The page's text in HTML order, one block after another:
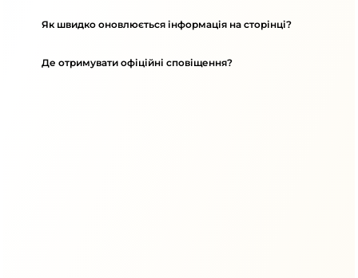
Як швидко оновлюється інформація на сторінці?
Де отримувати офіційні сповіщення?